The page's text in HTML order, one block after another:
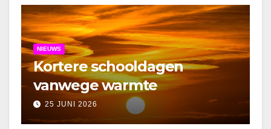
NIEUWS
Kortere schooldagen
vanwege warmte
25 JUNI 2026